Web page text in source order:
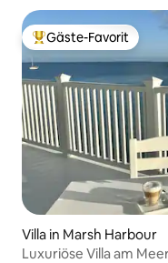
Beliebter Gäste-Favorit.
Gäste-Favorit
Villa in Marsh Harbour
Luxuriöse Villa am